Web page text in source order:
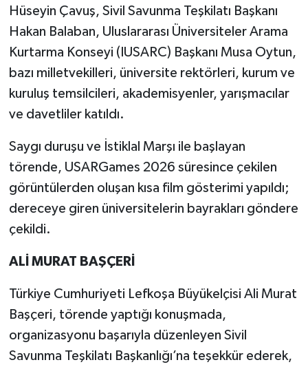
Hüseyin Çavuş, Sivil Savunma Teşkilatı Başkanı
Hakan Balaban, Uluslararası Üniversiteler Arama
Kurtarma Konseyi (IUSARC) Başkanı Musa Oytun,
bazı milletvekilleri, üniversite rektörleri, kurum ve
kuruluş temsilcileri, akademisyenler, yarışmacılar
ve davetliler katıldı.
Saygı duruşu ve İstiklal Marşı ile başlayan
törende, USARGames 2026 süresince çekilen
görüntülerden oluşan kısa film gösterimi yapıldı;
dereceye giren üniversitelerin bayrakları göndere
çekildi.
ALİ MURAT BAŞÇERİ
Türkiye Cumhuriyeti Lefkoşa Büyükelçisi Ali Murat
Başçeri, törende yaptığı konuşmada,
organizasyonu başarıyla düzenleyen Sivil
Savunma Teşkilatı Başkanlığı’na teşekkür ederek,